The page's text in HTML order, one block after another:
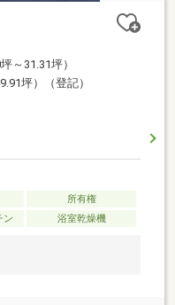
坪～31.31坪）
坪）（登記）
所有権
ン 浴室乾燥機